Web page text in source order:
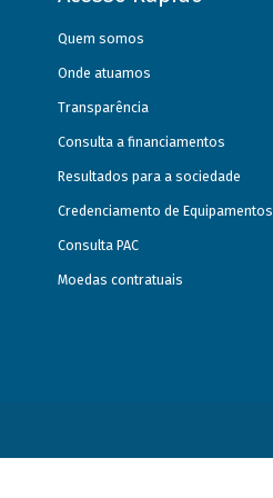
Quem somos
Onde atuamos
Transparência
Consulta a financiamentos
Resultados para a sociedade
Credenciamento de Equipamentos
Consulta PAC
Moedas contratuais